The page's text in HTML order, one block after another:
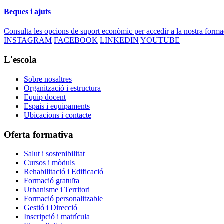
Beques i ajuts
Consulta les opcions de suport econòmic per accedir a la nostra
INSTAGRAM FACEBOOK LINKEDIN YOUTUBE
L'escola
Sobre nosaltres
Organització i estructura
Equip docent
Espais i equipaments
Ubicacions i contacte
Oferta formativa
Salut i sostenibilitat
Cursos i mòduls
Rehabilitació i Edificació
Formació gratuïta
Urbanisme i Territori
Formació personalitzable
Gestió i Direcció
Inscripció i matrícula